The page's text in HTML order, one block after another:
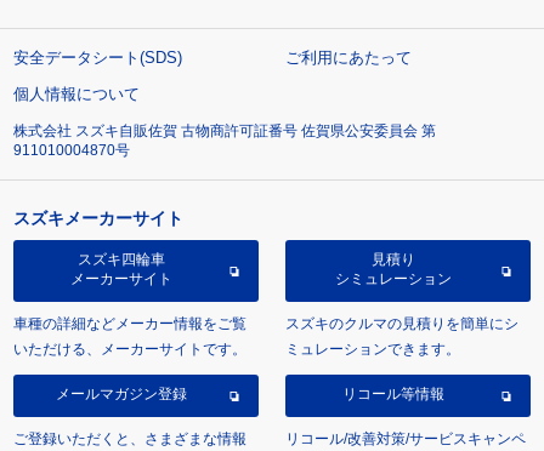
安全データシート(SDS)
ご利用にあたって
個人情報について
株式会社 スズキ自販佐賀 古物商許可証番号 佐賀県公安委員会 第
911010004870号
スズキメーカーサイト
スズキ四輪車
メーカーサイト
車種の詳細などメーカー情報をご覧
いただける、メーカーサイトです。
見積り
シミュレーション
スズキのクルマの見積りを簡単にシ
ミュレーションできます。
メールマガジン登録
ご登録いただくと、さまざまな情報
リコール等情報
リコール/改善対策/サービスキャンペ